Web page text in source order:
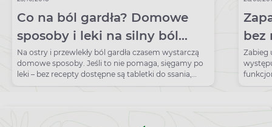
Co na ból gardła? Domowe
sposoby i leki na silny ból
gardła
Na ostry i przewlekły ból gardła czasem wystarczą
domowe sposoby. Jeśli to nie pomaga, sięgamy po
leki – bez recepty dostępne są tabletki do ssania,
płukanki.
bez
Zabieg